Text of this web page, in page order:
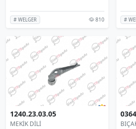
# WELGER 810 #
1240.23.03.05
MEKİK DİLİ